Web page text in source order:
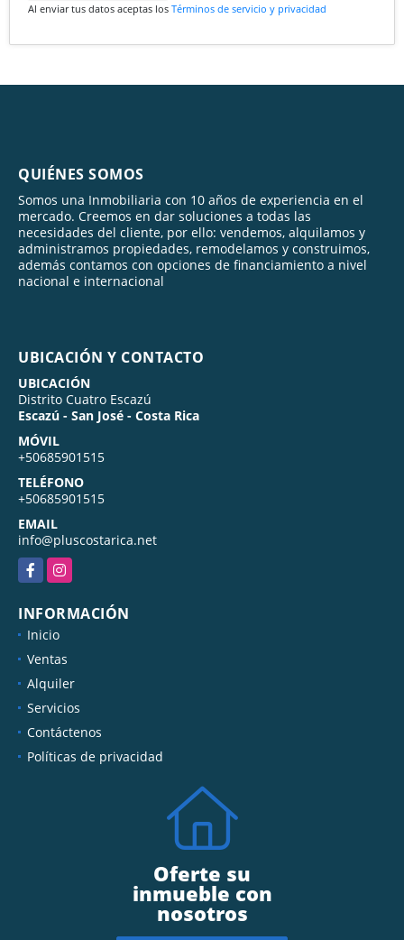
Al enviar tus datos aceptas los Términos de servicio y privacidad
QUIÉNES SOMOS
Somos una Inmobiliaria con 10 años de experiencia en el
mercado. Creemos en dar soluciones a todas las
necesidades del cliente, por ello: vendemos, alquilamos y
administramos propiedades, remodelamos y construimos,
además contamos con opciones de financiamiento a nivel
nacional e internacional
UBICACIÓN Y CONTACTO
UBICACIÓN
Distrito Cuatro Escazú
Escazú - San José - Costa Rica
MÓVIL
+50685901515
TELÉFONO
+50685901515
EMAIL
info@pluscostarica.net
FacebookInstagram
INFORMACIÓN
Inicio
Ventas
Alquiler
Servicios
Contáctenos
Políticas de privacidad
Oferte su
inmueble con
nosotros